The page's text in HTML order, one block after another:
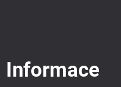
Informace